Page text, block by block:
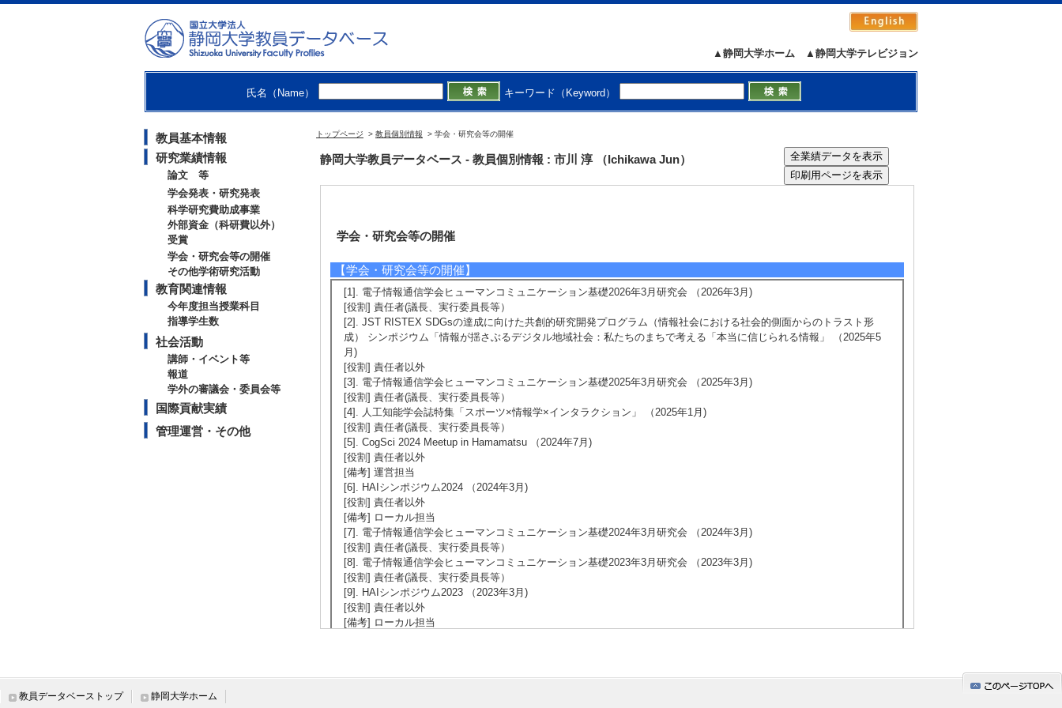
▲静岡大学テレビジョン
▲静岡大学ホーム
氏名（Name） キーワード（Keyword）
教員基本情報
研究業績情報
論文 等
学会発表・研究発表
科学研究費助成事業
外部資金（科研費以外）
受賞
学会・研究会等の開催
その他学術研究活動
教育関連情報
今年度担当授業科目
指導学生数
社会活動
講師・イベント等
報道
学外の審議会・委員会等
国際貢献実績
管理運営・その他
トップページ > 教員個別情報 > 学会・研究会等の開催
静岡大学教員データベース - 教員個別情報 : 市川 淳 （Ichikawa Jun）
学会・研究会等の開催
【学会・研究会等の開催】
[1]. 電子情報通信学会ヒューマンコミュニケーション基礎2026年3月研究会 （2026年3月)
[役割] 責任者(議長、実行委員長等）
[2]. JST RISTEX SDGsの達成に向けた共創的研究開発プログラム（情報社会における社会的側面からのトラスト形
成） シンポジウム「情報が揺さぶるデジタル地域社会：私たちのまちで考える「本当に信じられる情報」 （2025年5
月)
[役割] 責任者以外
[3]. 電子情報通信学会ヒューマンコミュニケーション基礎2025年3月研究会 （2025年3月)
[役割] 責任者(議長、実行委員長等）
[4]. 人工知能学会誌特集「スポーツ×情報学×インタラクション」 （2025年1月)
[役割] 責任者(議長、実行委員長等）
[5]. CogSci 2024 Meetup in Hamamatsu （2024年7月)
[役割] 責任者以外
[備考] 運営担当
[6]. HAIシンポジウム2024 （2024年3月)
[役割] 責任者以外
[備考] ローカル担当
[7]. 電子情報通信学会ヒューマンコミュニケーション基礎2024年3月研究会 （2024年3月)
[役割] 責任者(議長、実行委員長等）
[8]. 電子情報通信学会ヒューマンコミュニケーション基礎2023年3月研究会 （2023年3月)
[役割] 責任者(議長、実行委員長等）
[9]. HAIシンポジウム2023 （2023年3月)
[役割] 責任者以外
[備考] ローカル担当
教員データベーストップ 静岡大学ホーム